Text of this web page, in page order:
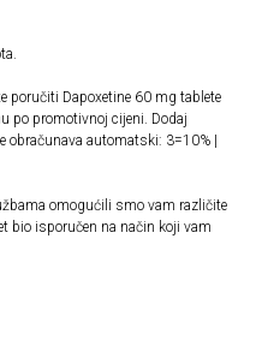
poručiti Dapoxetine 60 mg tablete
po promotivnoj cijeni. Dodaj
automatski: 3=10% |
omogućili smo vam različite
bio isporučen na način koji vam